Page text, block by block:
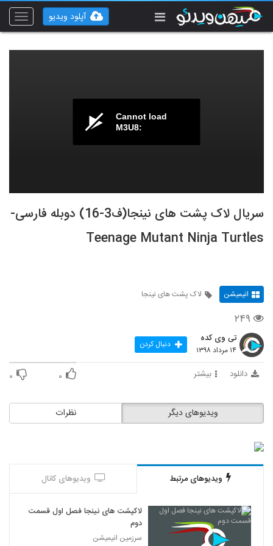
Toggle
آپلود ویدیو
Cannot load
M3U8:
سریال لاک پشت های نینجا(ف3-16) دوبله فارسی-
Teenage Mutant Ninja Turtles
انیمیشن لاک پشت های نینجا
۲۴۹
تی وی کده
۱۴ مرداد ۱۳۹۸ دنبال کردن
دانلود بیشتر ۰ ۰
نظرات ویدیوهای دیگر
ویدیوهای مرتبط ویدیوهای کانال
لاکپشت های نینجا فصل اول قسمت
دوم
سرزمین انیمیشن